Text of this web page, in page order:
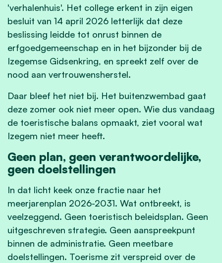
'verhalenhuis'. Het college erkent in zijn eigen
besluit van 14 april 2026 letterlijk dat deze
beslissing leidde tot onrust binnen de
erfgoedgemeenschap en in het bijzonder bij de
Izegemse Gidsenkring, en spreekt zelf over de
nood aan vertrouwensherstel.
Daar bleef het niet bij. Het buitenzwembad gaat
deze zomer ook niet meer open. Wie dus vandaag
de toeristische balans opmaakt, ziet vooral wat
Izegem niet meer heeft.
Geen plan, geen verantwoordelijke,
geen doelstellingen
In dat licht keek onze fractie naar het
meerjarenplan 2026-2031. Wat ontbreekt, is
veelzeggend. Geen toeristisch beleidsplan. Geen
uitgeschreven strategie. Geen aanspreekpunt
binnen de administratie. Geen meetbare
doelstellingen. Toerisme zit verspreid over de